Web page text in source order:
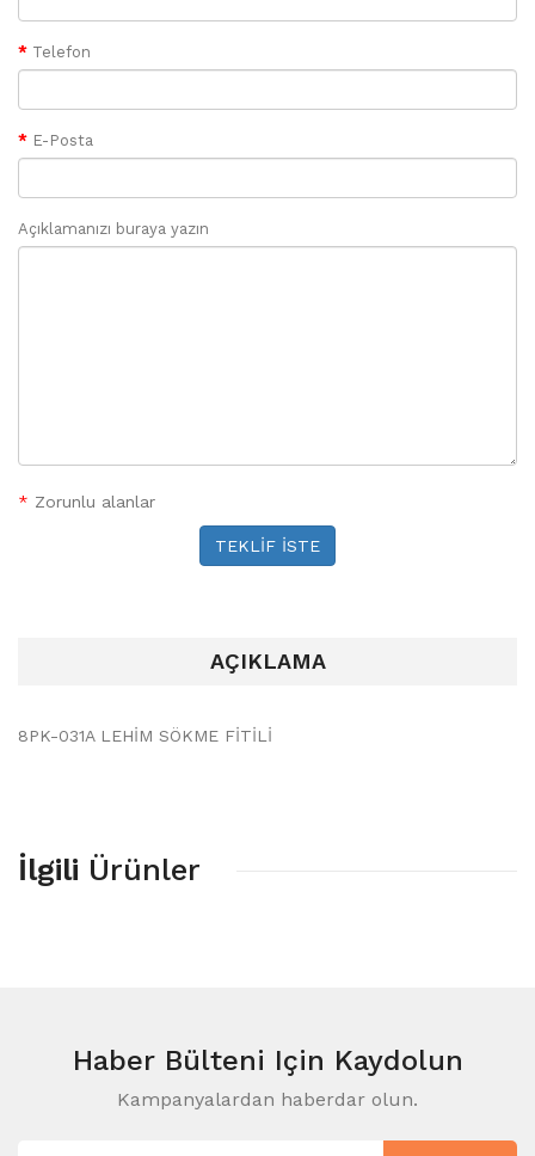
Telefon
E-Posta
Açıklamanızı buraya yazın
* Zorunlu alanlar
TEKLİF İSTE
AÇIKLAMA
8PK-031A LEHİM SÖKME FİTİLİ
İlgili Ürünler
Haber Bülteni Için Kaydolun
Kampanyalardan haberdar olun.